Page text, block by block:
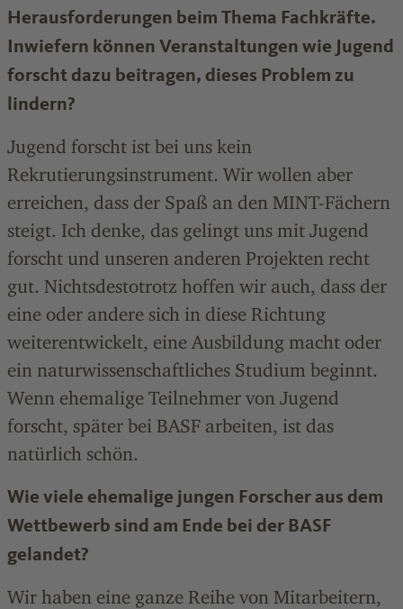
Herausforderungen beim Thema Fachkräfte.
Inwiefern können Veranstaltungen wie Jugend
forscht dazu beitragen, dieses Problem zu
lindern?
Jugend forscht ist bei uns kein
Rekrutierungsinstrument. Wir wollen aber
erreichen, dass der Spaß an den MINT-Fächern
steigt. Ich denke, das gelingt uns mit Jugend
forscht und unseren anderen Projekten recht
gut. Nichtsdestotrotz hoffen wir auch, dass der
eine oder andere sich in diese Richtung
weiterentwickelt, eine Ausbildung macht oder
ein naturwissenschaftliches Studium beginnt.
Wenn ehemalige Teilnehmer von Jugend
forscht, später bei BASF arbeiten, ist das
natürlich schön.
Wie viele ehemalige jungen Forscher aus dem
Wettbewerb sind am Ende bei der BASF
gelandet?
Wir haben eine ganze Reihe von Mitarbeitern,